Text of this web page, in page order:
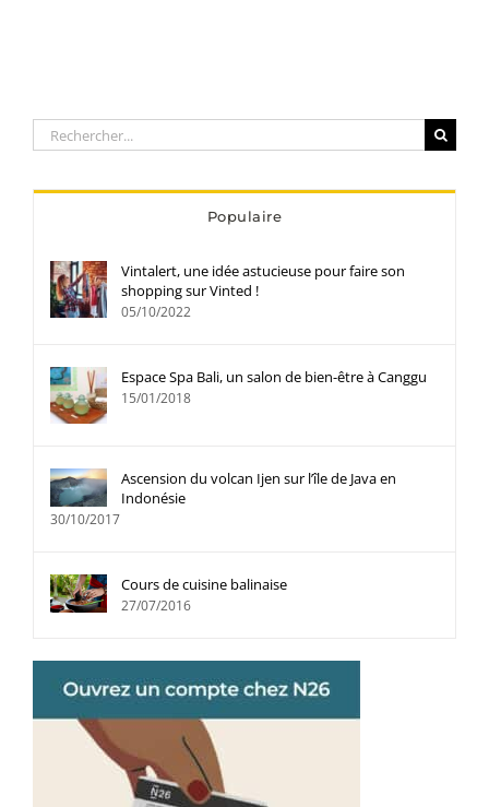
Rechercher:
Populaire
Vintalert, une idée astucieuse pour faire son
shopping sur Vinted !
05/10/2022
Espace Spa Bali, un salon de bien-être à Canggu
15/01/2018
Ascension du volcan Ijen sur l’île de Java en
Indonésie
30/10/2017
Cours de cuisine balinaise
27/07/2016